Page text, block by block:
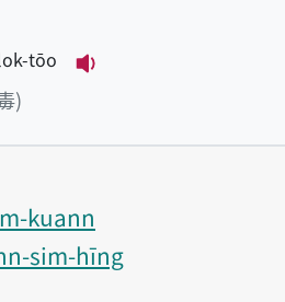
tōo
)
kuann
sim-hīng